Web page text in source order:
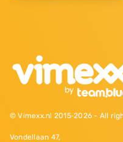
© Vimexx.nl 2015‐2026 - All
Vondellaan 47,